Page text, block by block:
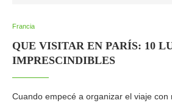
Francia
QUE VISITAR EN PARÍS: 10
IMPRESCINDIBLES
Cuando empecé a organizar el viaje con